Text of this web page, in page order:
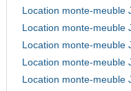
Location monte-meuble
Location monte-meuble
Location monte-meuble
Location monte-meuble
Location monte-meuble